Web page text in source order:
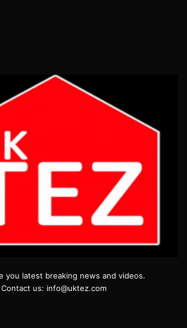
you latest breaking news and videos.
Contact us: info@uktez.com